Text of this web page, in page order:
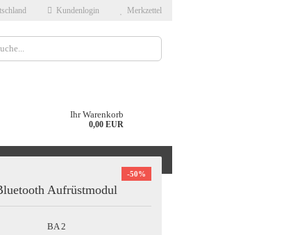
Kundenlogin Merkzettel
Ihr Warenkorb
0,00 EUR
-50%
Aufrüstmodul
BA 2